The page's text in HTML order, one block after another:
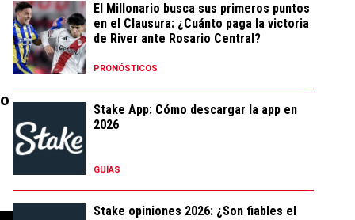
El Millonario busca sus primeros puntos
en el Clausura: ¿Cuánto paga la victoria
de River ante Rosario Central?
PRONÓSTICOS
Stake App: Cómo descargar la app en
2026
GUÍAS
Stake opiniones 2026: ¿Son fiables el